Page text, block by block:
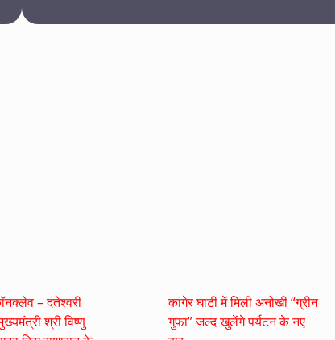
– दंतेश्वरी
श्री विष्णु
कांगेर घाटी में मिली अनोखी “ग्रीन
गुफा” जल्द खुलेंगे पर्यटन के नए